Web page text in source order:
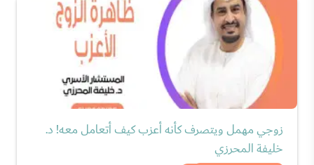
زوجي مهمل ويتصرف كأنه أعزب كيف أتعامل معه! د.
خليفة المحرزي